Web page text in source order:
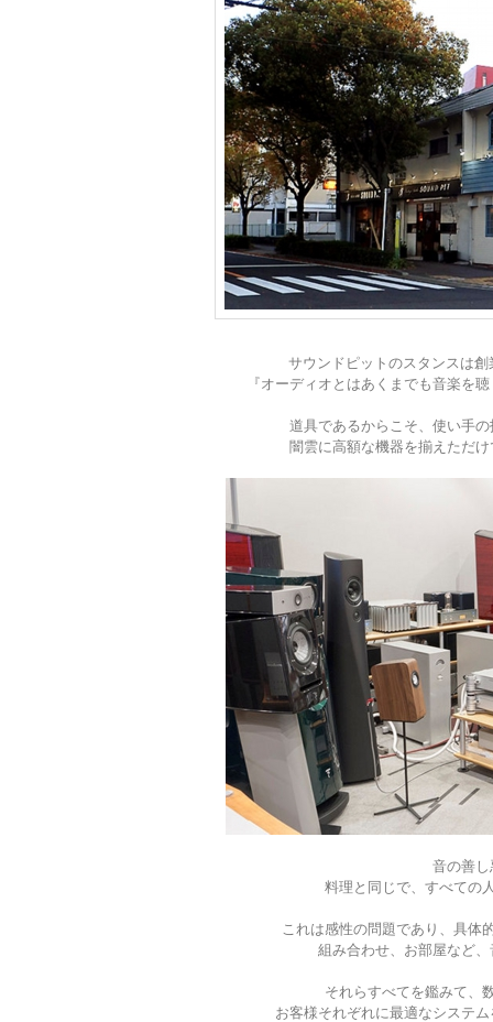
サウンドピットのスタンスは
『オーディオとはあくまでも音楽を
道具であるからこそ、使い手
闇雲に高額な機器を揃えただ
音の善
料理と同じで、すべての
これは感性の問題であり、具体
組み合わせ、お部屋など
それらすべてを鑑みて、
お客様それぞれに最適なシステ